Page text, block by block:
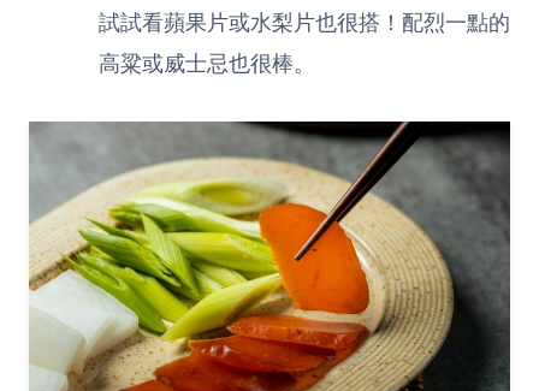
試試看蘋果片或水梨片也很搭！配烈一點的
高粱或威士忌也很棒。